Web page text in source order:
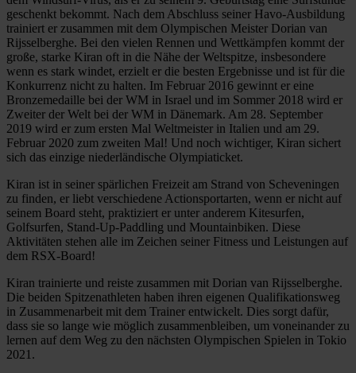
geschenkt bekommt. Nach dem Abschluss seiner Havo-Ausbildung
trainiert er zusammen mit dem Olympischen Meister Dorian van
Rijsselberghe. Bei den vielen Rennen und Wettkämpfen kommt der
große, starke Kiran oft in die Nähe der Weltspitze, insbesondere
wenn es stark windet, erzielt er die besten Ergebnisse und ist für die
Konkurrenz nicht zu halten. Im Februar 2016 gewinnt er eine
Bronzemedaille bei der WM in Israel und im Sommer 2018 wird er
Zweiter der Welt bei der WM in Dänemark. Am 28. September
2019 wird er zum ersten Mal Weltmeister in Italien und am 29.
Februar 2020 zum zweiten Mal! Und noch wichtiger, Kiran sichert
sich das einzige niederländische Olympiaticket.
Kiran ist in seiner spärlichen Freizeit am Strand von Scheveningen
zu finden, er liebt verschiedene Actionsportarten, wenn er nicht auf
seinem Board steht, praktiziert er unter anderem Kitesurfen,
Golfsurfen, Stand-Up-Paddling und Mountainbiken. Diese
Aktivitäten stehen alle im Zeichen seiner Fitness und Leistungen auf
dem RSX-Board!
Kiran trainierte und reiste zusammen mit Dorian van Rijsselberghe.
Die beiden Spitzenathleten haben ihren eigenen Qualifikationsweg
in Zusammenarbeit mit dem Trainer entwickelt. Dies sorgt dafür,
dass sie so lange wie möglich zusammenbleiben, um voneinander zu
lernen auf dem Weg zu den nächsten Olympischen Spielen in Tokio
2021.